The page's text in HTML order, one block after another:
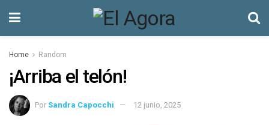
Home Random
¡Arriba el telón!
Por Sandra Capocchi 12 junio, 2025